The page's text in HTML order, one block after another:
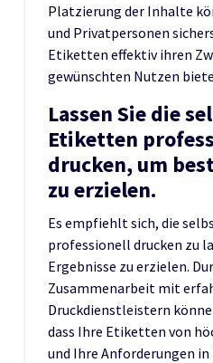
Platzierung der Inhalte
und Privatpersonen
Etiketten effektiv ihren
gewünschten Nutzen
Lassen Sie die
Etiketten
drucken, um
zu erzielen.
Es empfiehlt sich, die
professionell drucken zu
Ergebnisse zu erzielen.
Zusammenarbeit mit
Druckdienstleistern
dass Ihre Etiketten von
und Ihre Anforderungen in